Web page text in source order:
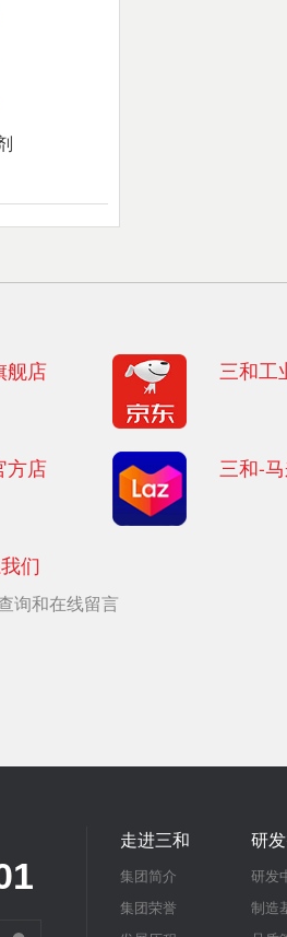
舰店 三和工
方店 三和-
们
询和在线留言
走进三和
集团简介
集团荣誉
研
研发
制造